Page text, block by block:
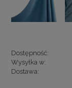
Dostępność:
Wysyłka w:
Dostawa:
Cena nie